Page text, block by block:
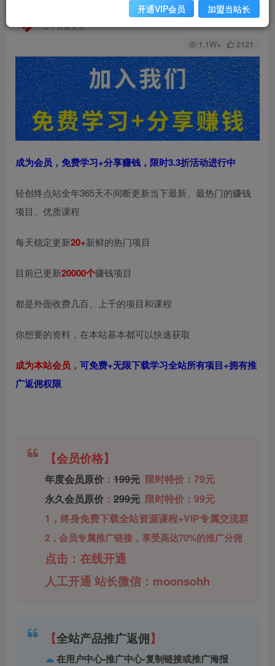
2个月前更新
关注 私信
1.1W+ 2121
成为会员，免费学习+分享赚钱，限时3.3折活动进行中
轻创终点站全年365天不间断更新当下最新、最热门的赚钱
项目、优质课程
每天稳定更新20+新鲜的热门项目
目前已更新20000个赚钱项目
都是外面收费几百、上千的项目和课程
你想要的资料，在本站基本都可以快速获取
成为本站会员， 可免费+无限下载学习全站所有项目+拥有推
广返佣权限
【会员价格】
年度会员原价 ： 199元 限时特价：79元
永久会员原价 ： 299元 限时特价：99元
1，终身免费下载全站资源课程+VIP专属交流群
2，会员专属推广链接，享受高达70%的推广分佣
点击：在线开通
人工开通 站长微信：moonsohh
【全站产品推广返佣】
☁在用户中心-推广中心-复制链接或推广海报
开通VIP会员 加盟当站长